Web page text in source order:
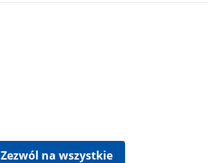
Zezwól na wszystkie